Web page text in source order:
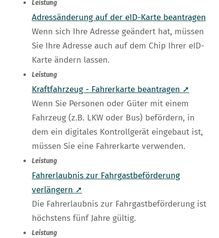
Leistung
Adressänderung auf der eID-Karte beantragen
Wenn sich Ihre Adresse geändert hat, müssen
Sie Ihre Adresse auch auf dem Chip Ihrer eID-
Karte ändern lassen.
Leistung
Kraftfahrzeug - Fahrerkarte beantragen ➚
Wenn Sie Personen oder Güter mit einem
Fahrzeug (z.B. LKW oder Bus) befördern, in
dem ein digitales Kontrollgerät eingebaut ist,
müssen Sie eine Fahrerkarte verwenden.
Leistung
Fahrerlaubnis zur Fahrgastbeförderung
verlängern ➚
Die Fahrerlaubnis zur Fahrgastbeförderung ist
höchstens fünf Jahre gültig.
Leistung